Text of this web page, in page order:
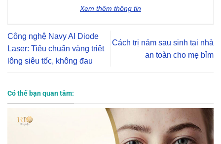
Xem thêm thông tin
Công nghệ Navy AI Diode
Laser: Tiêu chuẩn vàng triệt
lông siêu tốc, không đau
Cách trị nám sau sinh tại nhà
an toàn cho mẹ bỉm
Có thể bạn quan tâm: